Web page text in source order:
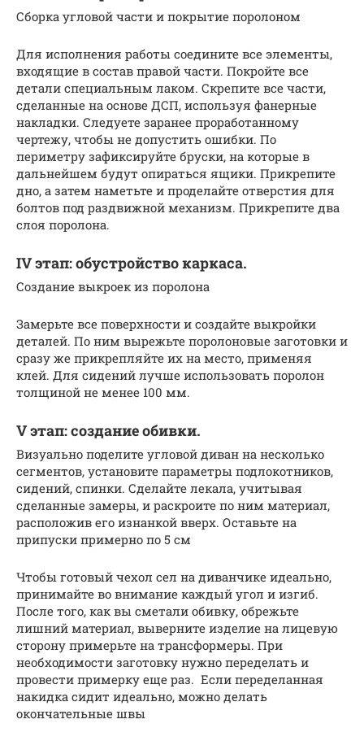
Сборка угловой части и покрытие поролоном
Для исполнения работы соедините все элементы,
входящие в состав правой части. Покройте все
детали специальным лаком. Скрепите все части,
сделанные на основе ДСП, используя фанерные
накладки. Следуете заранее проработанному
чертежу, чтобы не допустить ошибки. По
периметру зафиксируйте бруски, на которые в
дальнейшем будут опираться ящики. Прикрепите
дно, а затем наметьте и проделайте отверстия для
болтов под раздвижной механизм. Прикрепите два
слоя поролона.
IV этап: обустройство каркаса.
Создание выкроек из поролона
Замерьте все поверхности и создайте выкройки
деталей. По ним вырежьте поролоновые заготовки и
сразу же прикрепляйте их на место, применяя
клей. Для сидений лучше использовать поролон
толщиной не менее 100 мм.
V этап: создание обивки.
Визуально поделите угловой диван на несколько
сегментов, установите параметры подлокотников,
сидений, спинки. Сделайте лекала, учитывая
сделанные замеры, и раскроите по ним материал,
расположив его изнанкой вверх. Оставьте на
припуски примерно по 5 см
Чтобы готовый чехол сел на диванчике идеально,
принимайте во внимание каждый угол и изгиб.
После того, как вы сметали обивку, обрежьте
лишний материал, выверните изделие на лицевую
сторону примерьте на трансформеры. При
необходимости заготовку нужно переделать и
провести примерку еще раз. Если переделанная
накидка сидит идеально, можно делать
окончательные швы